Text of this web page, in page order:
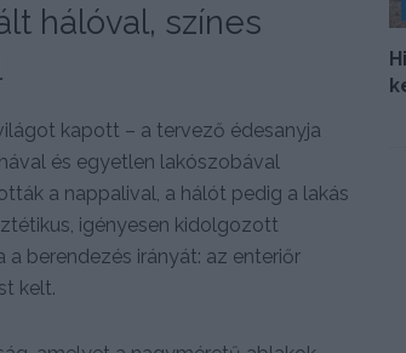
hálóval, színes
kapott – a tervező édesanyja
és egyetlen lakószobával
a nappalival, a hálót pedig a lakás
igényesen kidolgozott
berendezés irányát: az enteriőr
kelt.